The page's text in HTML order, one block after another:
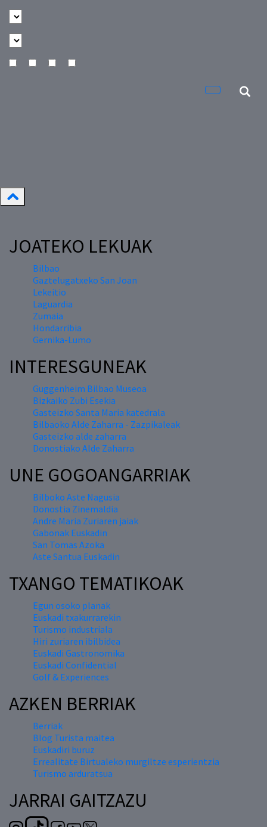
JOATEKO LEKUAK
Bilbao
Gaztelugatxeko San Joan
Lekeitio
Laguardia
Zumaia
Hondarribia
Gernika-Lumo
INTERESGUNEAK
Guggenheim Bilbao Museoa
Bizkaiko Zubi Esekia
Gasteizko Santa Maria katedrala
Bilbaoko Alde Zaharra - Zazpikaleak
Gasteizko alde zaharra
Donostiako Alde Zaharra
UNE GOGOANGARRIAK
Bilboko Aste Nagusia
Donostia Zinemaldia
Andre Maria Zuriaren jaiak
Gabonak Euskadin
San Tomas Azoka
Aste Santua Euskadin
TXANGO TEMATIKOAK
Egun osoko planak
Euskadi txakurrarekin
Turismo industriala
Hiri zuriaren ibilbidea
Euskadi Gastronomika
Euskadi Confidential
Golf & Experiences
AZKEN BERRIAK
Berriak
Blog Turista maitea
Euskadiri buruz
Errealitate Birtualeko murgiltze esperientzia
Turismo arduratsua
JARRAI GAITZAZU